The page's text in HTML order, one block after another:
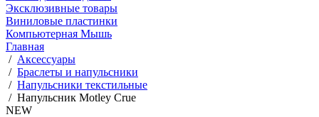
Эксклюзивные товары
Виниловые пластинки
Компьютерная Мышь
Главная
/ Аксессуары
/ Браслеты и напульсники
/ Напульсники текстильные
/ Напульсник Motley Crue
NEW